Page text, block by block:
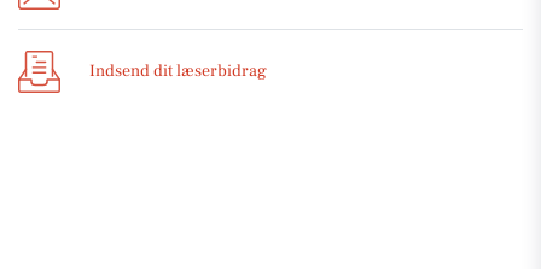
Indsend dit læserbidrag